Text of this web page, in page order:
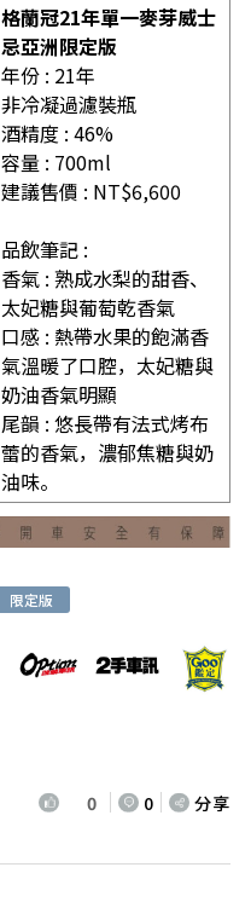
格蘭冠21年單一麥芽威士
忌亞洲限定版
年份 : 21年
非冷凝過濾裝瓶
酒精度 : 46%
容量 : 700ml
建議售價 : NT$6,600
品飲筆記 :
香氣 : 熟成水梨的甜香、
太妃糖與葡萄乾香氣
口感 : 熱帶水果的飽滿香
氣溫暖了口腔，太妃糖與
奶油香氣明顯
尾韻 : 悠長帶有法式烤布
蕾的香氣，濃郁焦糖與奶
油味。
限定版
0 0 分享